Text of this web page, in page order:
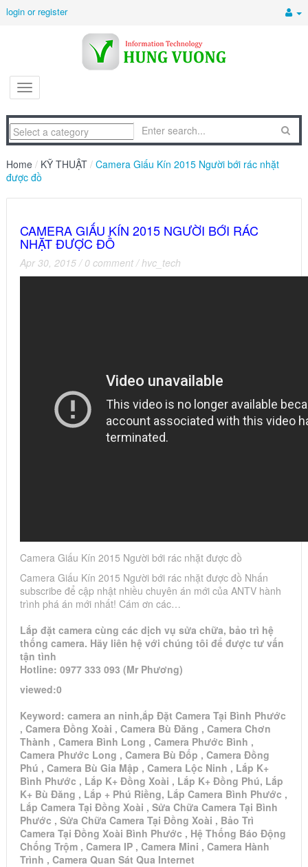
login or register
Home / KỸ THUẬT / Camera Giấu Kín 2015 Người bới rác nhặt
được đồ
CAMERA GIẤU KÍN 2015 NGƯỜI BỚI RÁC
NHẶT ĐƯỢC ĐỒ
Apr 30, 2015 / 0 comment /hvc_tech
Camera Giấu Kín 2015 Người bới rác nhặt được đồ
Camera Giấu Kín 2015 Người bới rác nhặt được đồ Nhấn
subscribe để cập nhật nhiều chuyên án mới của ANTV hành
trình phá án mới nhất! Cám ơn các…
Lắp đặt camera cùng các dịch vụ sửa chữa, bảo trì hệ
thống camera. Hãy liên hệ với chúng tôi để được tư vấn
tận tình
Hotline: 0977 333 093 (Mr Phương)
viewed:0
Keyword: camera an ninh,ắp Đặt Camera Tại Bình Phước
, Camera Đồng Xoài , Camera Bù Đăng , Camera Chơn
Thành , Camera Bình Long , Camera Phước Bình ,
Camera Phước Long , Camera Bù Đốp , Camera Đồng
Phú , Camera Bù Gia Mập , Camera Lộc Ninh , Lắp K+
Bình Phước , Lắp K+ Đồng Xoài , Lắp K+ Đồng Phú, Lắp
K+ Bù Đăng , Lắp + Phú Riềng, Lắp Camera Bình Phước ,
Lắp Camera Tại Đồng Xoài , Sửa Chữa Camera Tại Bình
Phước , Sửa Chữa Camera Tại Đồng Xoài , Bảo Trì
Camera Tại Đồng Xoài Bình Phước , Hệ Thống Báo Động
Chống Trộm , Camera IP , Camera Mini , Camera Hành
Trình , Camera Quan Sát Qua Internet